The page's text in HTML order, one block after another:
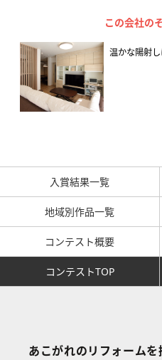
入賞結果一覧
地域別作品一覧
コンテスト概要
コンテストTOP
この会社の
温かな陽射
あこがれのリフォームを